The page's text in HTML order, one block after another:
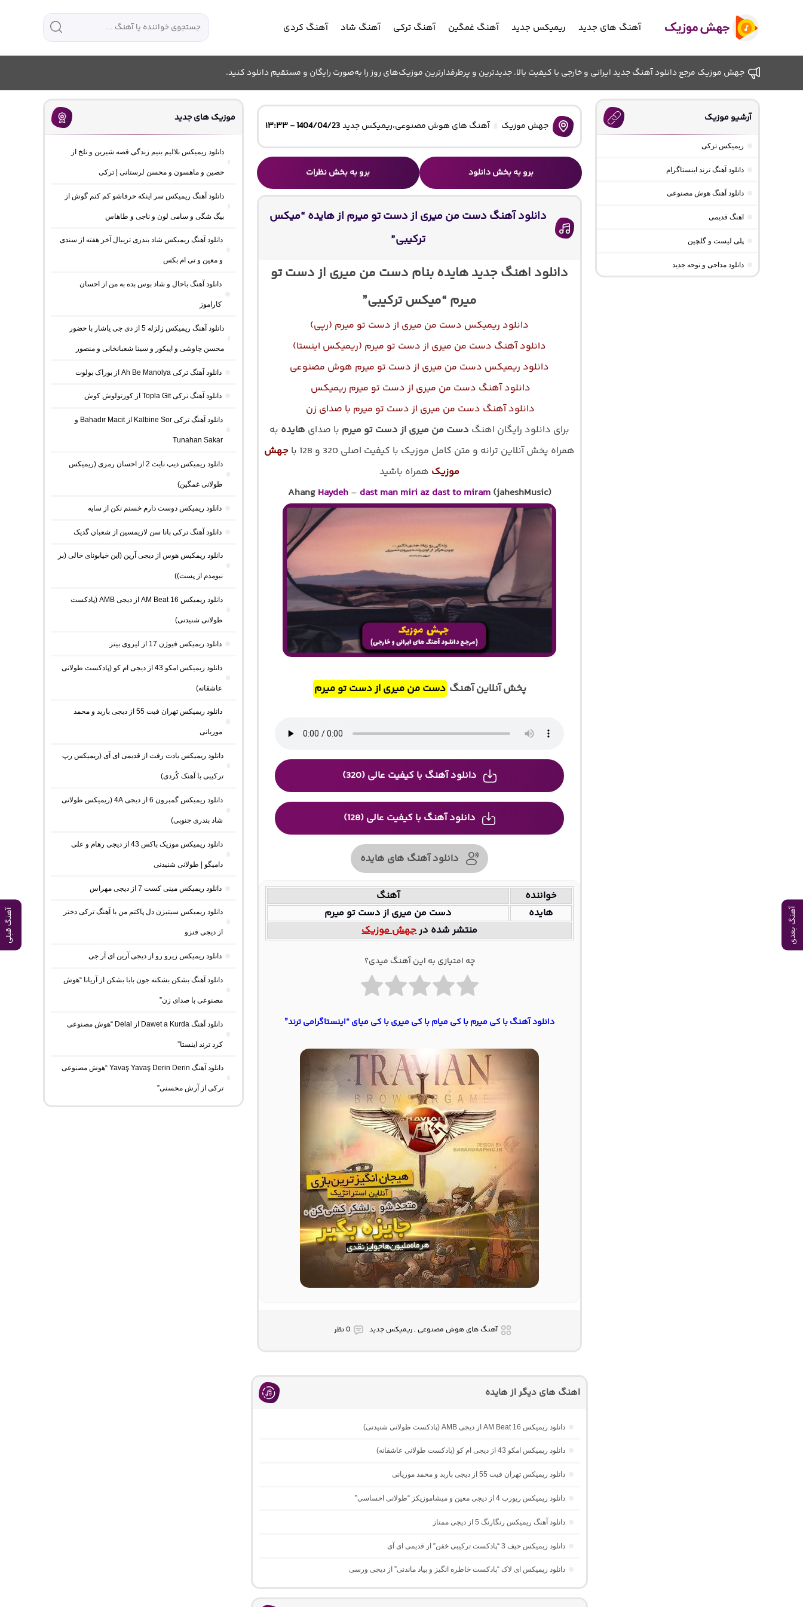
آهنگ بعدی آهنگ قبلی
آهنگ های جدید ریمیکس جدید آهنگ غمگین آهنگ ترکی آهنگ شاد آهنگ کردی
جهش موزیک مرجع دانلود آهنگ جدید ایرانی و خارجی با کیفیت بالا. جدیدترین و پرطرفدارترین موزیک‌های روز را به‌صورت رایگان و مستقیم دانلود کنید.
جهش موزیک آهنگ های هوش مصنوعی،ریمیکس جدید1404/04/23 - ۱۳:۳۳
برو به بخش دانلود برو به بخش نظرات
دانلود آهنگ دست من میری از دست تو میرم از هایده “میکس
ترکیبی”
دانلود اهنگ جدید هایده بنام دست من میری از دست تو
میرم “میکس ترکیبی”
دانلود ریمیکس دست من میری از دست تو میرم (رپی)
دانلود آهنگ دست من میری از دست تو میرم (ریمیکس اینستا)
دانلود ریمیکس دست من میری از دست تو میرم هوش مصنوعی
دانلود آهنگ دست من میری از دست تو میرم ریمیکس
دانلود آهنگ دست من میری از دست تو میرم با صدای زن
برای دانلود رایگان اهنگ دست من میری از دست تو میرم با صدای هایده به
همراه پخش آنلاین ترانه و متن کامل موزیک با کیفیت اصلی 320 و 128 با
جهش
موزیک همراه باشید
Ahang Haydeh– dast man miri az dast to miram(jaheshMusic)
پخش آنلاین آهنگ دست من میری از دست تو میرم
دانلود آهنگ با کیفیت عالی (320)
دانلود آهنگ با کیفیت عالی (128)
دانلود آهنگ های هایده
خواننده
آهنگ
هایده
دست من میری از دست تو میرم
منتشر شده درجهش موزیک
چه امتیازی به این آهنگ میدی؟
دانلود آهنگ با کی میرم با کی میام با کی میری با کی میای “اینستاگرامی ترند”
آهنگ های هوش مصنوعی , ریمیکس جدید 0 نظر
اهنگ های دیگر از هایده
دانلود ریمیکس AM Beat 16 از دیجی AMB (پادکست طولانی شنیدنی)
دانلود ریمیکس امکو 43 از دیجی ام کو (پادکست طولانی عاشقانه)
دانلود ریمیکس تهران فیت 55 از دیجی باربد و محمد موریانی
دانلود ریمیکس ریورب 4 از دیجی معین و میشاموزیکز “طولانی احساسی”
دانلود آهنگ ریمیکس رنگارنگ 5 از دیجی ممتاز
دانلود ریمیکس حیف 3 “پادکست ترکیبی خفن” از قدیمی ای آی
دانلود ریمیکس ای لاک “پادکست خاطره انگیز و بیاد ماندنی” از دیجی ورسی
آرشیو موزیک
ریمیکس ترکی
دانلود آهنگ ترند اینستاگرام
دانلود آهنگ هوش مصنوعی
اهنگ قدیمی
پلی لیست و گلچین
دانلود مداحی و نوحه جدید
موزیک های جدید
دانلود ریمیکس بلالیم بنیم زندگی قصه شیرین و تلخ از
حصین و ماهسون و محسن لرستانی | ترکی
دانلود آهنگ ریمیکس سر اینکه حرفاشو کم کنم گوش از
بیگ شگی و سامی لون و ناجی و طاهاس
دانلود آهنگ ریمیکس شاد بندری تریبال آخر هفته از سندی
و معین و تی ام بکس
دانلود آهنگ باحال و شاد بوس بده به من از احسان
کاراموز
دانلود آهنگ ریمیکس زلزله 5 از دی جی یاشار با حضور
محسن چاوشی و اپیکور و سینا شعبانخانی و منصور
دانلود آهنگ ترکی Ah Be Manolya از بوراک بولوت
دانلود آهنگ ترکی Topla Git از کورتولوش کوش
دانلود آهنگ ترکی Kalbine Sor از Bahadır Macit و
Tunahan Sakar
دانلود ریمیکس دیپ نایت 2 از احسان رمزی (ریمیکس
طولانی غمگین)
دانلود ریمیکس دوست دارم خستم نکن از سایه
دانلود آهنگ ترکی بانا سن لازیمسین از شعبان گدیک
دانلود ریمکیس هوس از دیجی آرین (این خیابونای خالی (بر
نیومدم از پست))
دانلود ریمیکس AM Beat 16 از دیجی AMB (پادکست
طولانی شنیدنی)
دانلود ریمیکس فیوژن 17 از لیروی بیتز
دانلود ریمیکس امکو 43 از دیجی ام کو (پادکست طولانی
عاشقانه)
دانلود ریمیکس تهران فیت 55 از دیجی باربد و محمد
موریانی
دانلود ریمیکس یادت رفت از قدیمی ای آی (ریمیکس رپ
ترکیبی با آهنک کُردی)
دانلود ریمیکس گمبرون 6 از دیجی 4A (ریمیکس طولانی
شاد بندری جنوبی)
دانلود ریمیکس موزیک باکس 43 از دیجی رهام و علی
دامیگو | طولانی شنیدنی
دانلود ریمیکس مینی کست 7 از دیجی مهراس
دانلود ریمیکس سیتیزن دل پاکتم من با آهنگ ترکی دختر
از دیجی فنزو
دانلود ریمیکس زیرو رو از دیجی آرین ای آر جی
دانلود آهنگ بشکن بشکنه جون بابا بشکن از آریانا “هوش
مصنوعی با صدای زن”
دانلود آهنگ Dawet a Kurda از Delal “هوش مصنوعی
کرد ترند اینستا”
دانلود آهنگ Yavaş Yavaş Derin Derin “هوش مصنوعی
ترکی از آرش محسنی”